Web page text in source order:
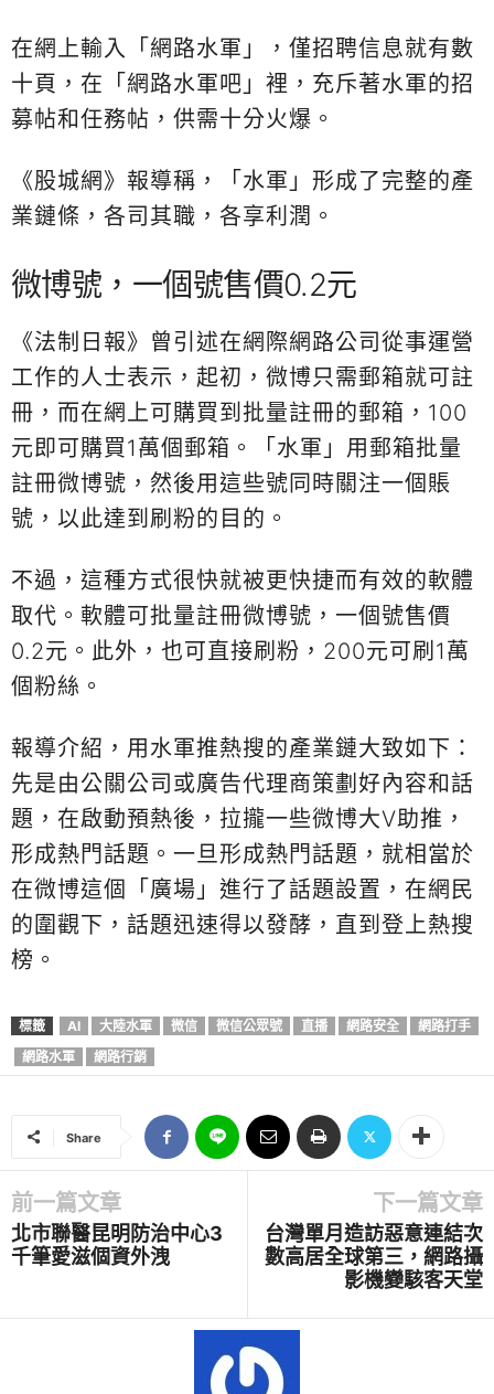
在網上輸入「網路水軍」，僅招聘信息就有數
十頁，在「網路水軍吧」裡，充斥著水軍的招
募帖和任務帖，供需十分火爆。
《股城網》報導稱，「水軍」形成了完整的產
業鏈條，各司其職，各享利潤。
微博號，一個號售價0.2元
《法制日報》曾引述在網際網路公司從事運營
工作的人士表示，起初，微博只需郵箱就可註
冊，而在網上可購買到批量註冊的郵箱，100
元即可購買1萬個郵箱。「水軍」用郵箱批量
註冊微博號，然後用這些號同時關注一個賬
號，以此達到刷粉的目的。
不過，這種方式很快就被更快捷而有效的軟體
取代。軟體可批量註冊微博號，一個號售價
0.2元。此外，也可直接刷粉，200元可刷1萬
個粉絲。
報導介紹，用水軍推熱搜的產業鏈大致如下：
先是由公關公司或廣告代理商策劃好內容和話
題，在啟動預熱後，拉攏一些微博大V助推，
形成熱門話題。一旦形成熱門話題，就相當於
在微博這個「廣場」進行了話題設置，在網民
的圍觀下，話題迅速得以發酵，直到登上熱搜
榜。
標籤 AI 大陸水軍 微信 微信公眾號 直播 網路安全
網路打手
網路水軍
網路行銷
Share
前一篇文章
北市聯醫昆明防治中心3
千筆愛滋個資外洩
下一篇文章
台灣單月造訪惡意連結次
數高居全球第三，網路攝
影機變駭客天堂